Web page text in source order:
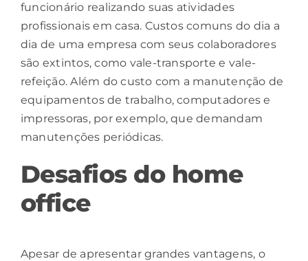
funcionário realizando suas atividades
profissionais em casa. Custoscomuns do dia a
dia de uma empresa com seus colaboradores
são extintos, como vale-transporte e vale-
refeição. Além do custo com a manutenção de
equipamentos de trabalho, computadores e
impressoras, por exemplo, que demandam
manutenções periódicas.
Desafios do home
office
Apesar de apresentar grandes vantagens, o